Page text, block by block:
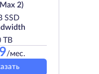
2)
SSD
TB
/мес.